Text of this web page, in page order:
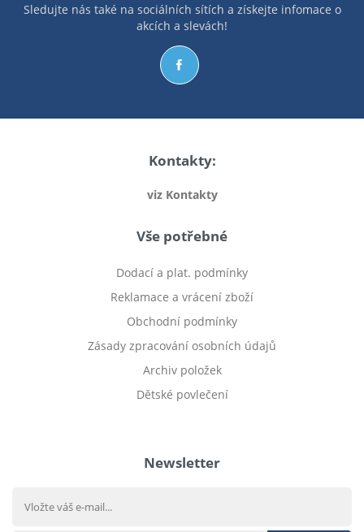
Sledujte nás také na sociálních sítích a získejte infomace o
akcích a slevách!
Kontakty:
viz Kontakty
Vše potřebné
Dodací a plat. podmínky
Reklamace a vrácení zboží
Obchodní podmínky
Zásady zpracování osobních údajů
Archiv položek
Dětské povlečení
Newsletter